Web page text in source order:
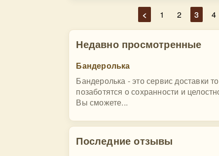
< 1 2 3 4
Недавно просмотренные
Бандеролька
Бандеролька - это сервис доставки
позаботятся о сохранности и
Вы сможете...
Последние отзывы